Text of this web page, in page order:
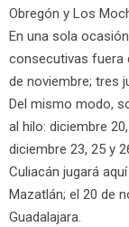
Obregón y Los
En una sola
consecutivas fuera
de noviembre; tres
Del mismo modo,
al hilo: diciembre
diciembre 23, 25 y
Culiacán jugará
Mazatlán; el 20 de
Guadalajara.